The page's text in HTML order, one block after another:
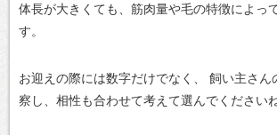
体長が大きくても、筋肉量や毛の特徴によっ
す。
お迎えの際には数字だけでなく、
飼い主さん
察し、相性も合わせて考えて選んでください